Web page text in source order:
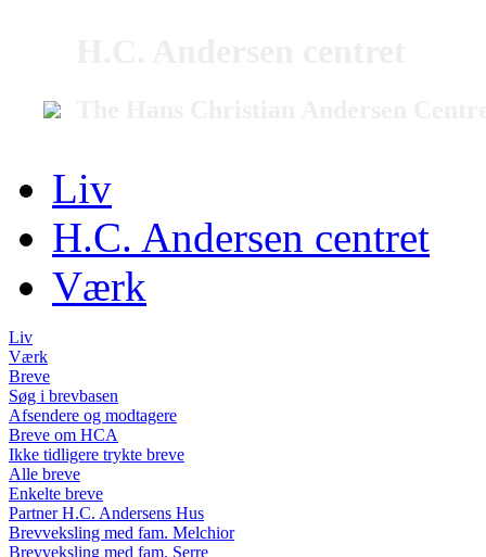
Liv
H.C. Andersen centret
Værk
Liv
Værk
Breve
Søg i brevbasen
Afsendere og modtagere
Breve om HCA
Ikke tidligere trykte breve
Alle breve
Enkelte breve
Partner H.C. Andersens Hus
Brevveksling med fam. Melchior
Brevveksling med fam. Serre